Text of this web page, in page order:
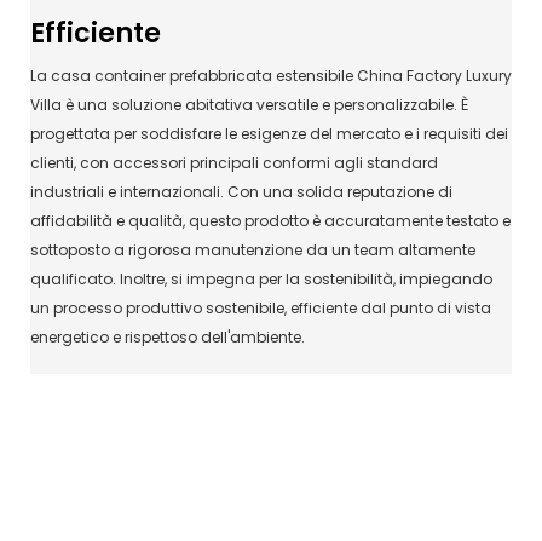
Efficiente
La casa container prefabbricata estensibile China Factory Luxury
Villa è una soluzione abitativa versatile e personalizzabile. È
progettata per soddisfare le esigenze del mercato e i requisiti dei
clienti, con accessori principali conformi agli standard
industriali e internazionali. Con una solida reputazione di
affidabilità e qualità, questo prodotto è accuratamente testato e
sottoposto a rigorosa manutenzione da un team altamente
qualificato. Inoltre, si impegna per la sostenibilità, impiegando
un processo produttivo sostenibile, efficiente dal punto di vista
energetico e rispettoso dell'ambiente.